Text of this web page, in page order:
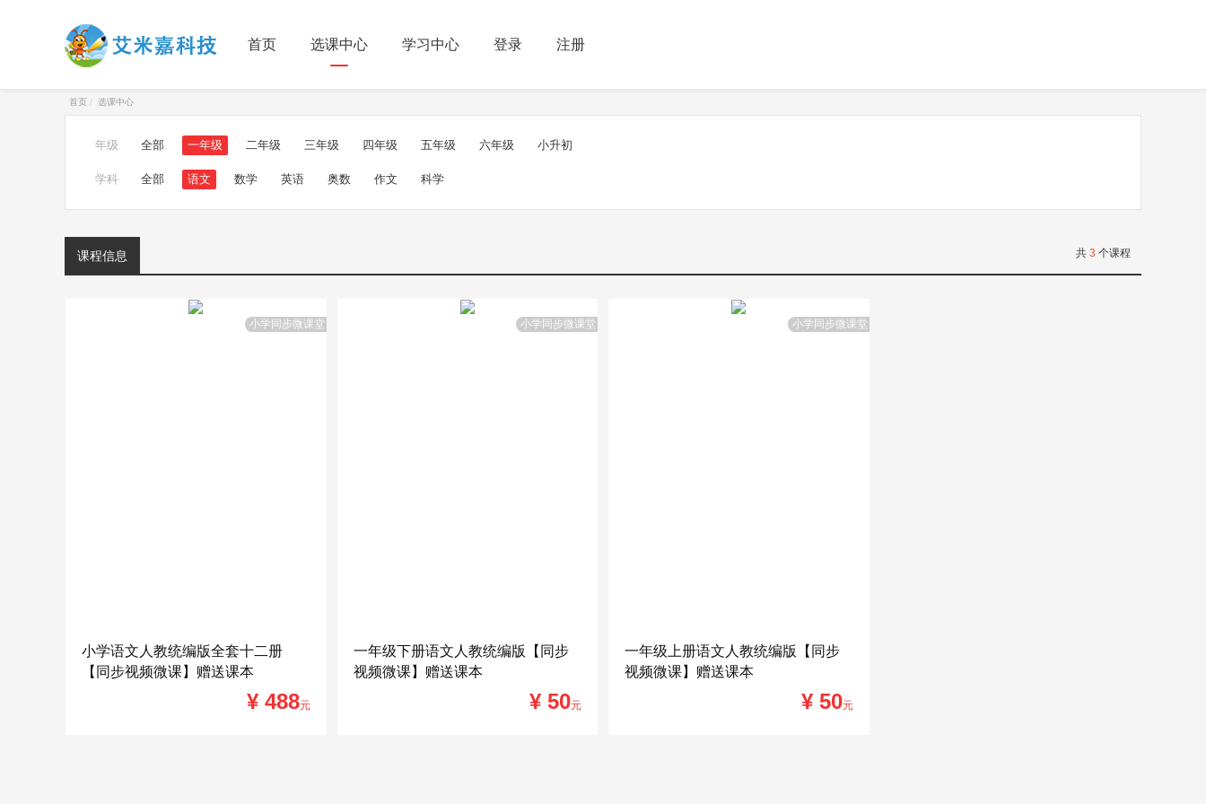
首页 选课中心 学习中心 登录 注册
首页 选课中心
年级 全部 一年级 二年级 三年级 四年级 五年级 六年级 小升初
学科 全部 语文 数学 英语 奥数 作文 科学
课程信息 共 3 个课程
小学同步微课堂
小学语文人教统编版全套十二册
【同步视频微课】赠送课本
¥ 488元
小学同步微课堂
一年级下册语文人教统编版【同步
视频微课】赠送课本
¥ 50元
小学同步微课堂
一年级上册语文人教统编版【同步
视频微课】赠送课本
¥ 50元